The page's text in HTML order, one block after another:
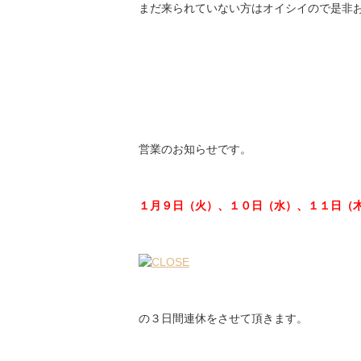
まだ来られていない方はオイシイので是非
営業のお知らせです。
１月９日（火）、１０日（水）、１１日（木
の３日間連休をさせて頂きます。